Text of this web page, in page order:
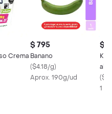
Crema
$ 795
Banano
($4.18/g)
Aprox. 190g/ud
$
(
1 X